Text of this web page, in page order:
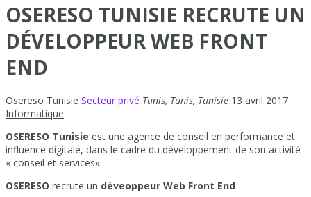
OSERESO TUNISIE RECRUTE UN
DÉVELOPPEUR WEB FRONT
END
Osereso Tunisie Secteur privé Tunis, Tunis, Tunisie 13 avril 2017
Informatique
OSERESO Tunisie est une agence de conseil en performance et
influence digitale, dans le cadre du développement de son activité
« conseil et services»
OSERESO recrute un déveoppeur Web Front End